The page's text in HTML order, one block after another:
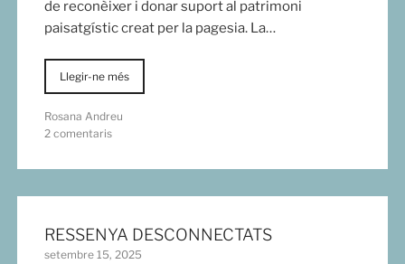
de reconèixer i donar suport al patrimoni
paisatgístic creat per la pagesia. La…
Llegir-ne més
Rosana Andreu
2 comentaris
RESSENYA DESCONNECTATS
setembre 15, 2025